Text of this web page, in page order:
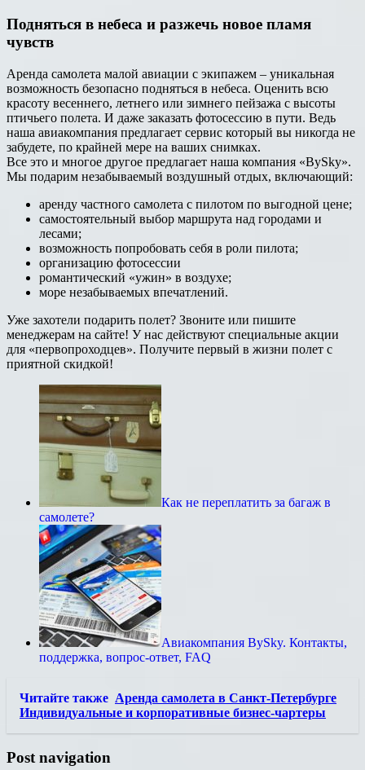
Подняться в небеса и разжечь новое пламя
чувств
Аренда самолета малой авиации с экипажем – уникальная
возможность безопасно подняться в небеса. Оценить всю
красоту весеннего, летнего или зимнего пейзажа с высоты
птичьего полета. И даже заказать фотосессию в пути. Ведь
наша авиакомпания предлагает сервис который вы никогда не
забудете, по крайней мере на ваших снимках.
Все это и многое другое предлагает наша компания «BySky».
Мы подарим незабываемый воздушный отдых, включающий:
аренду частного самолета с пилотом по выгодной цене;
самостоятельный выбор маршрута над городами и
лесами;
возможность попробовать себя в роли пилота;
организацию фотосессии
романтический «ужин» в воздухе;
море незабываемых впечатлений.
Уже захотели подарить полет? Звоните или пишите
менеджерам на сайте! У нас действуют специальные акции
для «первопроходцев». Получите первый в жизни полет с
приятной скидкой!
Как не переплатить за багаж в
самолете?
Авиакомпания BySky. Контакты,
поддержка, вопрос-ответ, FAQ
Читайте также Аренда самолета в Санкт-Петербурге
Индивидуальные и корпоративные бизнес-чартеры
Post navigation